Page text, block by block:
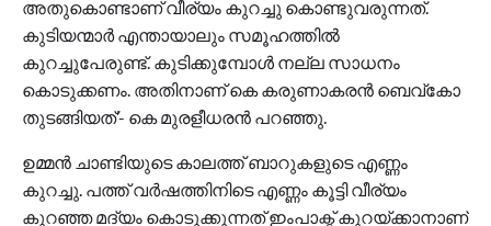
അതുകൊണ്ടാണ് വീര്യം കുറച്ചു കൊണ്ടുവരുന്നത്.
കുടിയന്മാർ എന്തായാലും സമൂഹത്തിൽ
കുറച്ചുപേരുണ്ട്. കുടിക്കുമ്പോൾ നല്ല സാധനം
കൊടുക്കണം. അതിനാണ് കെ കരുണാകരൻ ബെവ്കോ
തുടങ്ങിയത്’- കെ മുരളീധരൻ പറഞ്ഞു.
ഉമ്മൻ ചാണ്ടിയുടെ കാലത്ത് ബാറുകളുടെ എണ്ണം
കുറച്ചു. പത്ത് വർഷത്തിനിടെ എണ്ണം കൂട്ടി വീര്യം
കുറഞ്ഞ മദ്യം കൊടുക്കുന്നത് ഇംപാക്ട് കുറയ്ക്കാനാണ്